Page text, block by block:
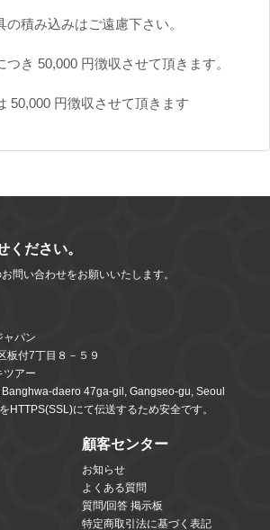
積み込みはご遠慮下さい。
き 50,000 円徴収させて頂きます。
50,000 円徴収させて頂きます
ください。
問い合わせをお願いいたします。
ャパン
板付7丁目８－５９
ツアー
daero 47ga-gil, Gangseo-gu, Seoul
HTTPS(SSL)にて伝送するため安全です。
顧客センター
お知らせ
よくある質問
質問/回答 掲示板
特定商取引法に基づく表記